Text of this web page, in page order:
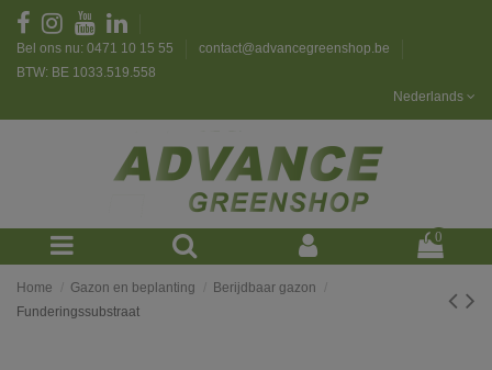
Bel ons nu: 0471 10 15 55
contact@advancegreenshop.be
BTW: BE 1033.519.558
Nederlands
0
Home Gazon en beplanting
Berijdbaar gazon
Funderingssubstraat